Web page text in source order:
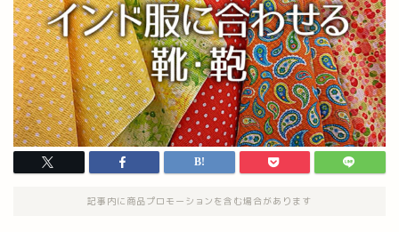
記事内に商品プロモーションを含む場合があります